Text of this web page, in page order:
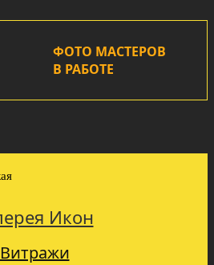
ФОТО МАСТЕРОВ
В РАБОТЕ
Икон
Витражи